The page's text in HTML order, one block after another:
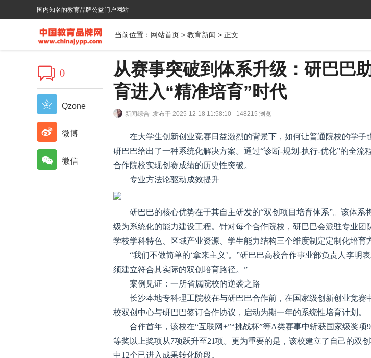
国内知名的教育品牌公益门户网站
当前位置： 网站首页 >教育新闻 > 正文
从赛事突破到体系升级：研巴巴
育进入“精准培育”时代
新闻综合 .发布于 2025-12-18 11:58:10 148215 浏览
在大学生创新创业竞赛日益激烈的背景下，如何让普通院校的学子
研巴巴给出了一种系统化解决方案。通过“诊断-规划-执行-优化”的全流
合作院校实现创赛成绩的历史性突破。
专业方法论驱动成效提升
研巴巴的核心优势在于其自主研发的“双创项目培育体系”。该体系
级为系统化的能力建设工程。针对每个合作院校，研巴巴会派驻专业团
学校学科特色、区域产业资源、学生能力结构三个维度制定定制化培育
“我们不做简单的‘拿来主义’。”研巴巴高校合作事业部负责人李明
须建立符合其实际的双创培育路径。”
案例见证：一所省属院校的逆袭之路
长沙本地专科理工院校在与研巴巴合作前，在国家级创新创业竞赛
校双创中心与研巴巴签订合作协议，启动为期一年的系统性培育计划。
合作首年，该校在“互联网+”“挑战杯”等A类赛事中斩获国家级奖项
等奖以上奖项从7项跃升至21项。更为重要的是，该校建立了自己的双
中12个已进入成果转化阶段。
0
Qzone
微博
微信